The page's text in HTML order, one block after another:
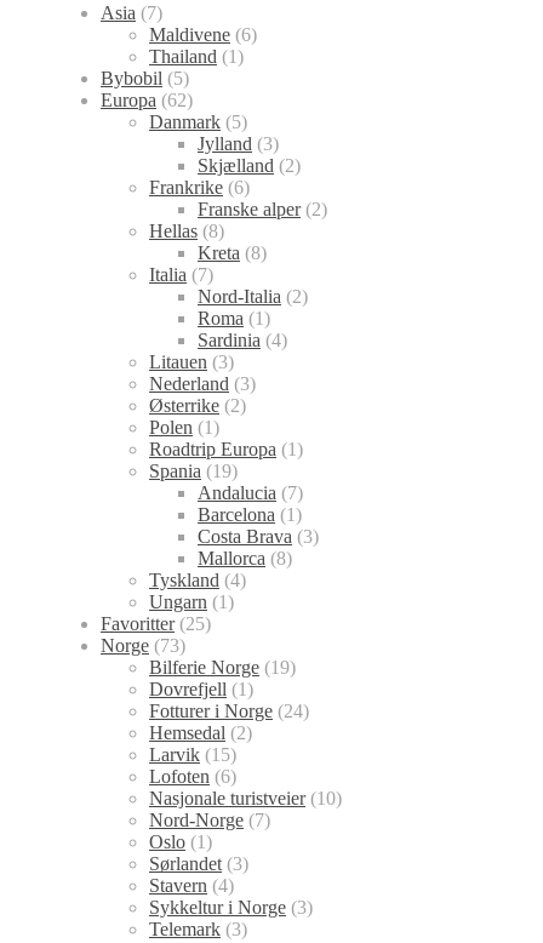
Asia (7)
Maldivene (6)
Thailand (1)
Bybobil (5)
Europa (62)
Danmark (5)
Jylland (3)
Skjælland (2)
Frankrike (6)
Franske alper(2)
Hellas (8)
Kreta (8)
Italia (7)
Nord-Italia (2)
Roma (1)
Sardinia (4)
Litauen (3)
Nederland (3)
Østerrike (2)
Polen (1)
Roadtrip Europa (1)
Spania (19)
Andalucia (7)
Barcelona (1)
Costa Brava (3)
Mallorca (8)
Tyskland (4)
Ungarn (1)
Favoritter(25)
Norge (73)
Bilferie Norge (19)
Dovrefjell (1)
Fotturer i Norge (24)
Hemsedal (2)
Larvik (15)
Lofoten (6)
Nasjonale turistveier(10)
Nord-Norge (7)
Oslo (1)
Sørlandet (3)
Stavern (4)
Sykkeltur i Norge (3)
Telemark (3)